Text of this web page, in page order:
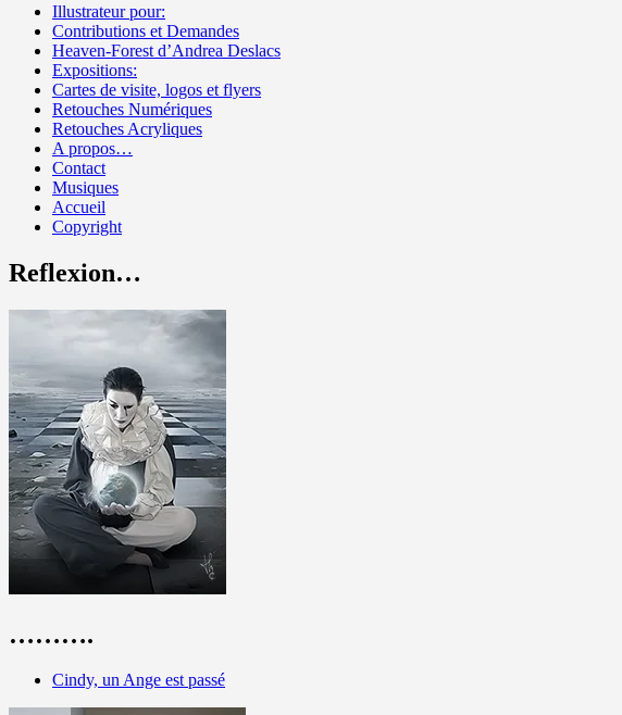
Illustrateur pour:
Contributions et Demandes
Heaven-Forest d’Andrea Deslacs
Expositions:
Cartes de visite, logos et flyers
Retouches Numériques
Retouches Acryliques
A propos…
Contact
Musiques
Accueil
Copyright
Reflexion…
……….
Cindy, un Ange est passé